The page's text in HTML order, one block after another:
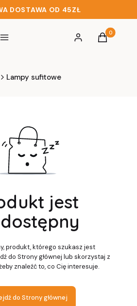
DOSTAWA OD 45ZŁ
Menu Zaloguj sięProdukty
Koszyk
Lampy sufitowe
jest
produkt, którego szukasz jest
do Strony głównej lub skorzystaj z
znaleźć to, co Cię interesuje.
do Strony głównej